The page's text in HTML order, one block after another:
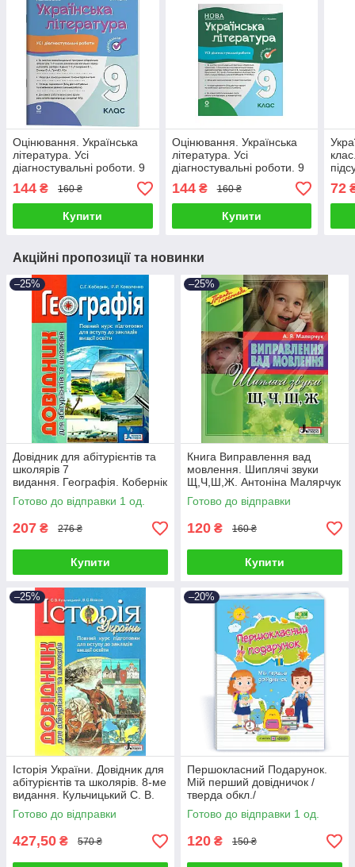
Оцінювання. Українська
література. Усі
діагностувальні роботи. 9
клас (за пр. Яценко Т. О.
та ін.)
144 ₴ 160 ₴
Купити
Оцінювання. Українська
література. Усі
діагностувальні роботи. 9
клас (Заболотний О. В.)
144₴ 160 ₴
Купити
та
72
Акційні пропозиції та новинки
–25%
Довідник для абітурієнтів та
школярів 7
видання. Географія. Кобернік
С. Г.
Готово до відправки 1 од.
207 ₴ 276 ₴
Купити
–25%
Книга Виправлення вад
мовлення. Шиплячі звуки
Щ,Ч,Ш,Ж. Антоніна Малярчук
Готово до відправки
120 ₴ 160 ₴
Купити
–25%
Історія України. Довідник для
абітурієнтів та школярів. 8-ме
видання. Кульчицький С. В.
Готово до відправки
427,50 ₴ 570 ₴
–20%
Першокласний Подарунок.
Мій перший довідничок /
тверда обкл./
Готово до відправки 1 од.
120 ₴ 150 ₴